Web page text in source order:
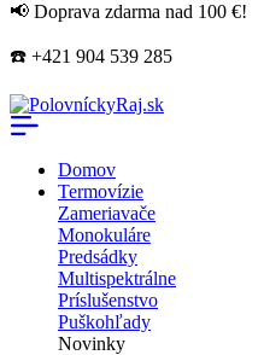
📢 Doprava zdarma nad 100 €!
☎️ +421 904 539 285
Domov
Termovízie
Zameriavače
Monokuláre
Predsádky
Multispektrálne
Príslušenstvo
Puškohľady
Novinky